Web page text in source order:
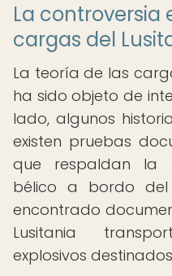
La controversia
cargas del
La teoría de las
ha sido objeto de
lado, algunos
existen pruebas
que respaldan la
bélico a bordo del
encontrado
Lusitania
explosivos